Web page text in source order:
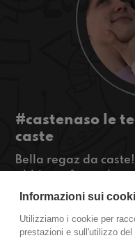
#castenaso le
caste
Bella regaz da
cartoni animati
sapete qualcuna?
#OkkinSu
Informazioni sui
Utilizziamo i cookie per
prestazioni e sull'utilizzo